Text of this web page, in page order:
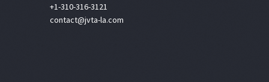
+1-310-316-3121
contact@jvta-la.com